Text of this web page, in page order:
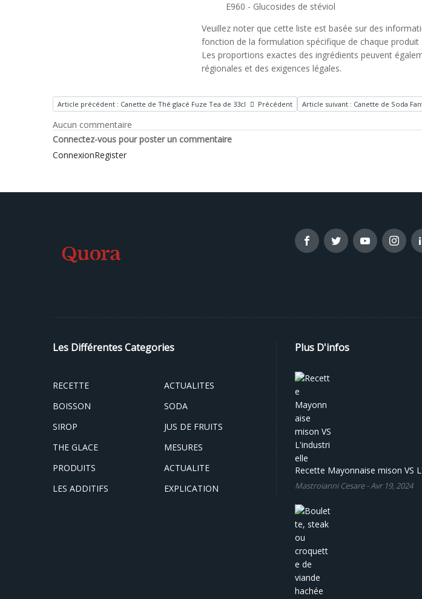
E960 - Glucosides de stéviol
Veuillez noter que cette liste est basée sur des
fonction de la formulation spécifique de chaque
Les proportions exactes des ingrédients peuvent
régionales et des exigences légales.
Article précédent : Canette de Thé glacé Fuze Tea de 33cl Précédent Article suivant : Canette de Soda
Aucun commentaire
Connectez-vous pour poster un commentaire
ConnexionRegister
Les Différentes Categories
RECETTE
ACTUALITES
BOISSON
SODA
SIROP
JUS DE FRUITS
THE GLACE
MESURES
PRODUITS
ACTUALITE
LES ADDITIFS
EXPLICATION
Plus D'infos
Recette Mayonnaise mison VS
Mastroianni Cesare-Avr 19, 2024